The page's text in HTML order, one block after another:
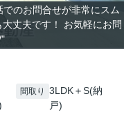
でのお問合せが非常にスム
丈夫です！ お気軽にお問
間取り
3LDK＋S(納
戸)